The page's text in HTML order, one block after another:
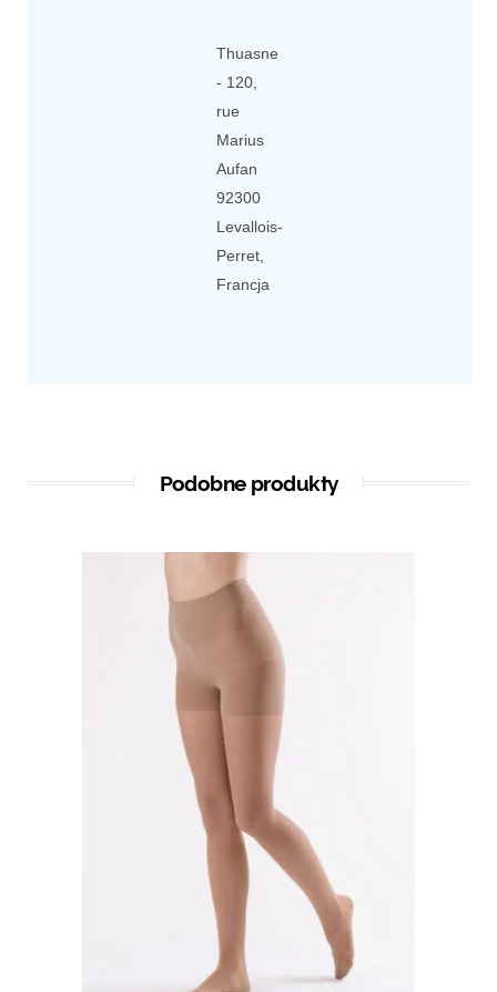
Thuasne
- 120,
rue
Marius
Aufan
92300
Levallois-
Perret,
Francja
Podobne produkty